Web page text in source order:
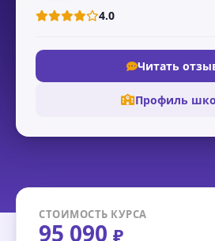
4.0
Читать
Профиль
СТОИМОСТЬ КУРСА
95 090 ₽